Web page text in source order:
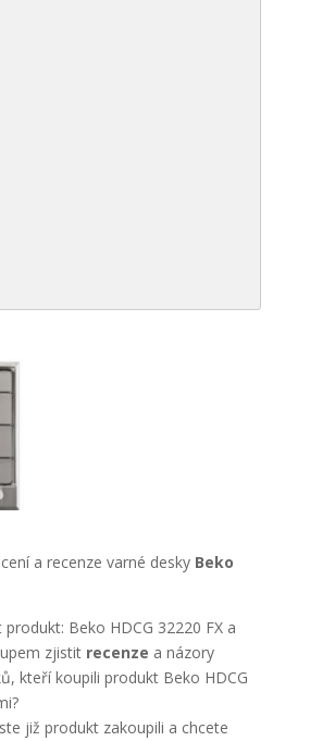
a recenze varné desky Beko
Beko HDCG 32220 FX a
zjistit recenze a názory
kteří koupili produkt Beko HDCG
již produkt zakoupili a chcete